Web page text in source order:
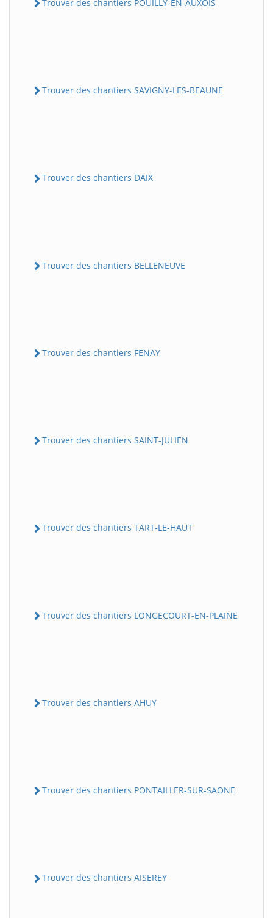
Trouver des chantiers POUILLY-EN-AUXOIS
Trouver des chantiers SAVIGNY-LES-BEAUNE
Trouver des chantiers DAIX
Trouver des chantiers BELLENEUVE
Trouver des chantiers FENAY
Trouver des chantiers SAINT-JULIEN
Trouver des chantiers TART-LE-HAUT
Trouver des chantiers LONGECOURT-EN-PLAINE
Trouver des chantiers AHUY
Trouver des chantiers PONTAILLER-SUR-SAONE
Trouver des chantiers AISEREY